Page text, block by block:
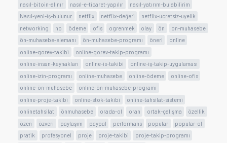
nasıl-bitoin-alınır
nasıl-e-ticaret-yapılır
nasıl-yatırım-bulabilirim
Nasıl-yeni-iş-bulunur
netflix netflix-değeri
netflix-ucretsiz-uyelik
networking
no ödeme ofis ogrenmek olay ön
on-muhasebe
ön-muhasebe-elemanı
ön-muhasebe-programı öneri
online
online-gorev-takibi
online-gorev-takip-programı
online-insan-kaynakları
online-is-takibi
online-iş-takip-uygulaması
online-izin-programı
online-muhasebe online-ödeme
online-ofis
online-ön-muhasebe
online-ön-muhasebe-programı
online-proje-takibi
online-stok-takibi
online-tahsilat-sistemi
onlinetahsilat
önmuhasebe orada-ol oran ortak-çalışma
özellik
özen
özveri paylaşım paypal performans popular
popular-ol
pratik
profesyonel proje proje-takibi
proje-takip-programı